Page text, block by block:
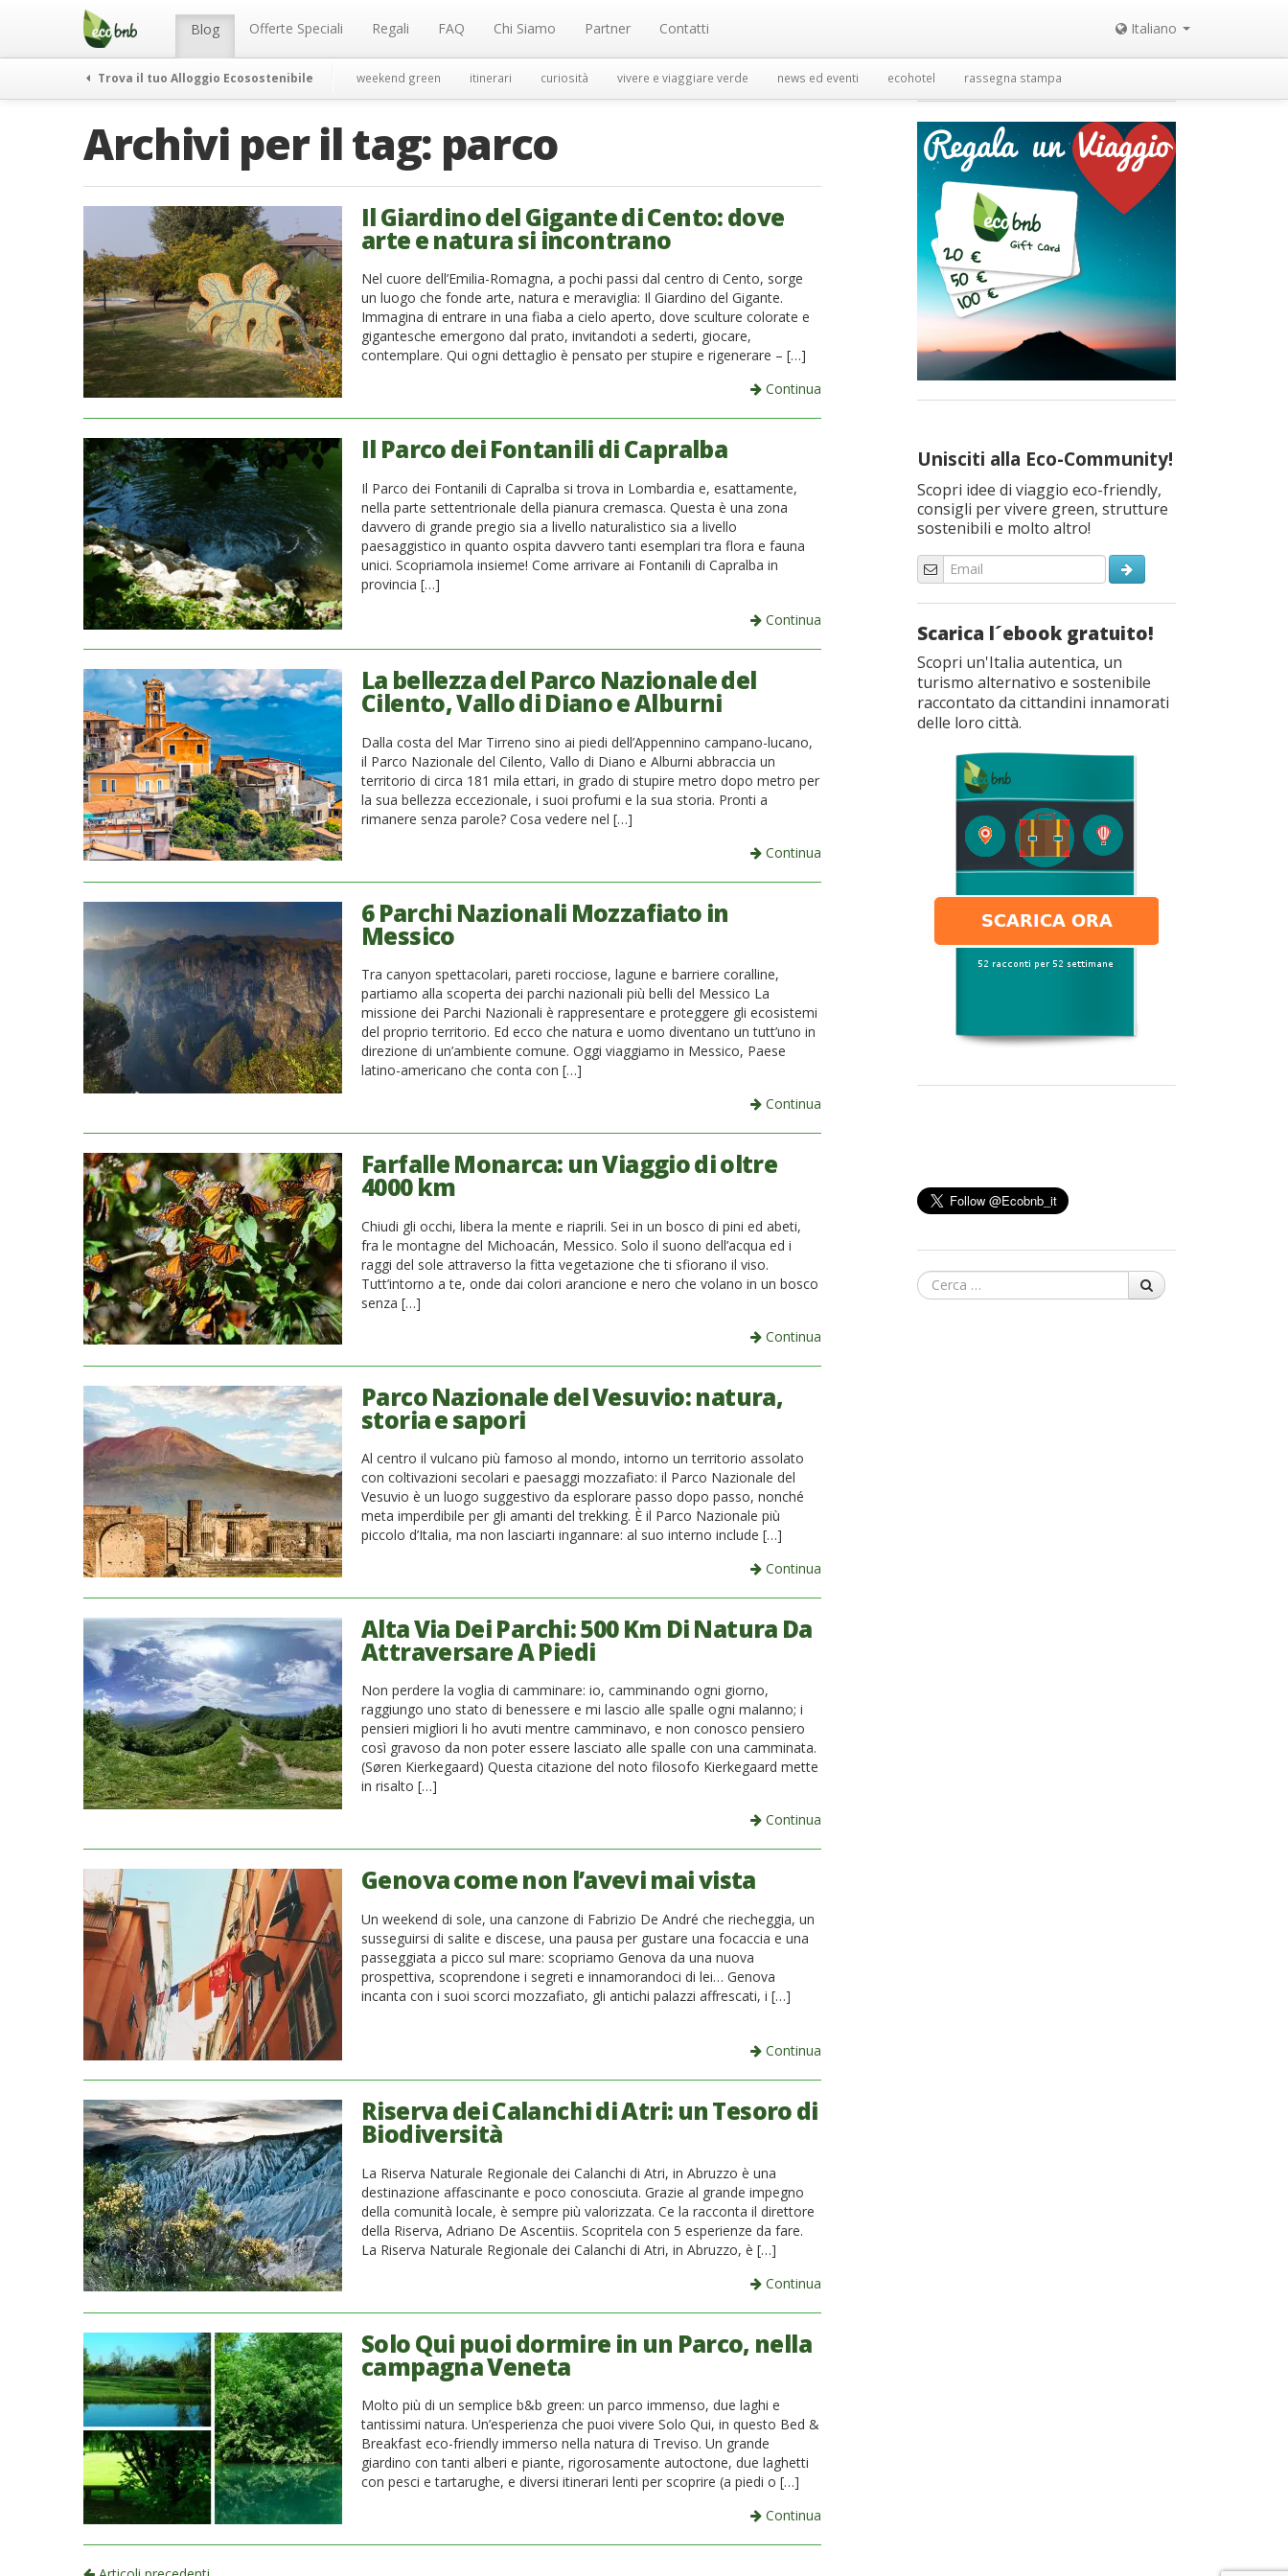
Menu Blog Offerte Speciali Regali FAQ Chi Siamo Partner Contatti Italiano
Trova il tuo Alloggio Ecosostenibile weekend green itinerari curiosità vivere e viaggiare verde news ed eventi ecohotel rassegna stampa
Archivi per il tag: parco
Il Giardino del Gigante di Cento: dove
arte e natura si incontrano
Nel cuore dell’Emilia-Romagna, a pochi passi dal centro di Cento, sorge
un luogo che fonde arte, natura e meraviglia: Il Giardino del Gigante.
Immagina di entrare in una fiaba a cielo aperto, dove sculture colorate e
gigantesche emergono dal prato, invitandoti a sederti, giocare,
contemplare. Qui ogni dettaglio è pensato per stupire e rigenerare – […]
Continua
Il Parco dei Fontanili di Capralba
Il Parco dei Fontanili di Capralba si trova in Lombardia e, esattamente,
nella parte settentrionale della pianura cremasca. Questa è una zona
davvero di grande pregio sia a livello naturalistico sia a livello
paesaggistico in quanto ospita davvero tanti esemplari tra flora e fauna
unici. Scopriamola insieme! Come arrivare ai Fontanili di Capralba in
provincia […]
Continua
La bellezza del Parco Nazionale del
Cilento, Vallo di Diano e Alburni
Dalla costa del Mar Tirreno sino ai piedi dell’Appennino campano-lucano,
il Parco Nazionale del Cilento, Vallo di Diano e Alburni abbraccia un
territorio di circa 181 mila ettari, in grado di stupire metro dopo metro per
la sua bellezza eccezionale, i suoi profumi e la sua storia. Pronti a
rimanere senza parole? Cosa vedere nel […]
Continua
6 Parchi Nazionali Mozzafiato in
Messico
Tra canyon spettacolari, pareti rocciose, lagune e barriere coralline,
partiamo alla scoperta dei parchi nazionali più belli del Messico La
missione dei Parchi Nazionali è rappresentare e proteggere gli ecosistemi
del proprio territorio. Ed ecco che natura e uomo diventano un tutt’uno in
direzione di un’ambiente comune. Oggi viaggiamo in Messico, Paese
latino-americano che conta con […]
Continua
Farfalle Monarca: un Viaggio di oltre
4000 km
Chiudi gli occhi, libera la mente e riaprili. Sei in un bosco di pini ed abeti,
fra le montagne del Michoacán, Messico. Solo il suono dell’acqua ed i
raggi del sole attraverso la fitta vegetazione che ti sfiorano il viso.
Tutt’intorno a te, onde dai colori arancione e nero che volano in un bosco
senza […]
Continua
Parco Nazionale del Vesuvio: natura,
storia e sapori
Al centro il vulcano più famoso al mondo, intorno un territorio assolato
con coltivazioni secolari e paesaggi mozzafiato: il Parco Nazionale del
Vesuvio è un luogo suggestivo da esplorare passo dopo passo, nonché
meta imperdibile per gli amanti del trekking. È il Parco Nazionale più
piccolo d’Italia, ma non lasciarti ingannare: al suo interno include […]
Continua
Alta Via Dei Parchi: 500 Km Di Natura Da
Attraversare A Piedi
Non perdere la voglia di camminare: io, camminando ogni giorno,
raggiungo uno stato di benessere e mi lascio alle spalle ogni malanno; i
pensieri migliori li ho avuti mentre camminavo, e non conosco pensiero
così gravoso da non poter essere lasciato alle spalle con una camminata.
(Søren Kierkegaard) Questa citazione del noto filosofo Kierkegaard mette
in risalto […]
Continua
Genova come non l’avevi mai vista
Un weekend di sole, una canzone di Fabrizio De André che riecheggia, un
susseguirsi di salite e discese, una pausa per gustare una focaccia e una
passeggiata a picco sul mare: scopriamo Genova da una nuova
prospettiva, scoprendone i segreti e innamorandoci di lei… Genova
incanta con i suoi scorci mozzafiato, gli antichi palazzi affrescati, i […]
Continua
Riserva dei Calanchi di Atri: un Tesoro di
Biodiversità
La Riserva Naturale Regionale dei Calanchi di Atri, in Abruzzo è una
destinazione affascinante e poco conosciuta. Grazie al grande impegno
della comunità locale, è sempre più valorizzata. Ce la racconta il direttore
della Riserva, Adriano De Ascentiis. Scopritela con 5 esperienze da fare.
La Riserva Naturale Regionale dei Calanchi di Atri, in Abruzzo, è […]
Continua
Solo Qui puoi dormire in un Parco, nella
campagna Veneta
Molto più di un semplice b&b green: un parco immenso, due laghi e
tantissimi natura. Un’esperienza che puoi vivere Solo Qui, in questo Bed &
Breakfast eco-friendly immerso nella natura di Treviso. Un grande
giardino con tanti alberi e piante, rigorosamente autoctone, due laghetti
con pesci e tartarughe, e diversi itinerari lenti per scoprire (a piedi o […]
Continua
Unisciti alla Eco-Community!
Scopri idee di viaggio eco-friendly,
consigli per vivere green, strutture
sostenibili e molto altro!
Scarica l´ebook gratuito!
Scopri un'Italia autentica, un
turismo alternativo e sostenibile
raccontato da cittandini innamorati
delle loro città.
Cerca